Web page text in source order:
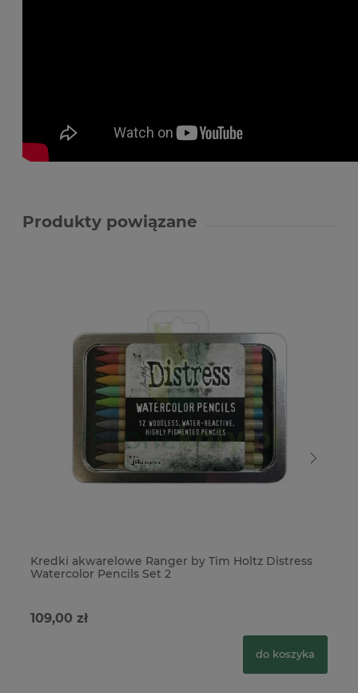
Produkty powiązane
Kredki akwarelowe Ranger by Tim Holtz Distress
Watercolor Pencils Set 2
109,00 zł
do koszyka